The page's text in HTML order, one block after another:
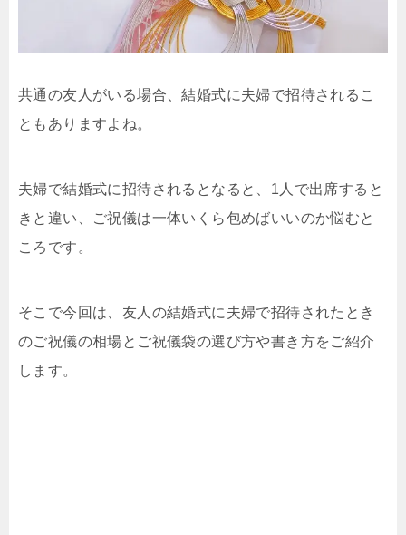
共通の友人がいる場合、結婚式に夫婦で招待されるこ
ともありますよね。
夫婦で結婚式に招待されるとなると、1人で出席すると
きと違い、ご祝儀は一体いくら包めばいいのか悩むと
ころです。
そこで今回は、友人の結婚式に夫婦で招待されたとき
のご祝儀の相場とご祝儀袋の選び方や書き方をご紹介
します。